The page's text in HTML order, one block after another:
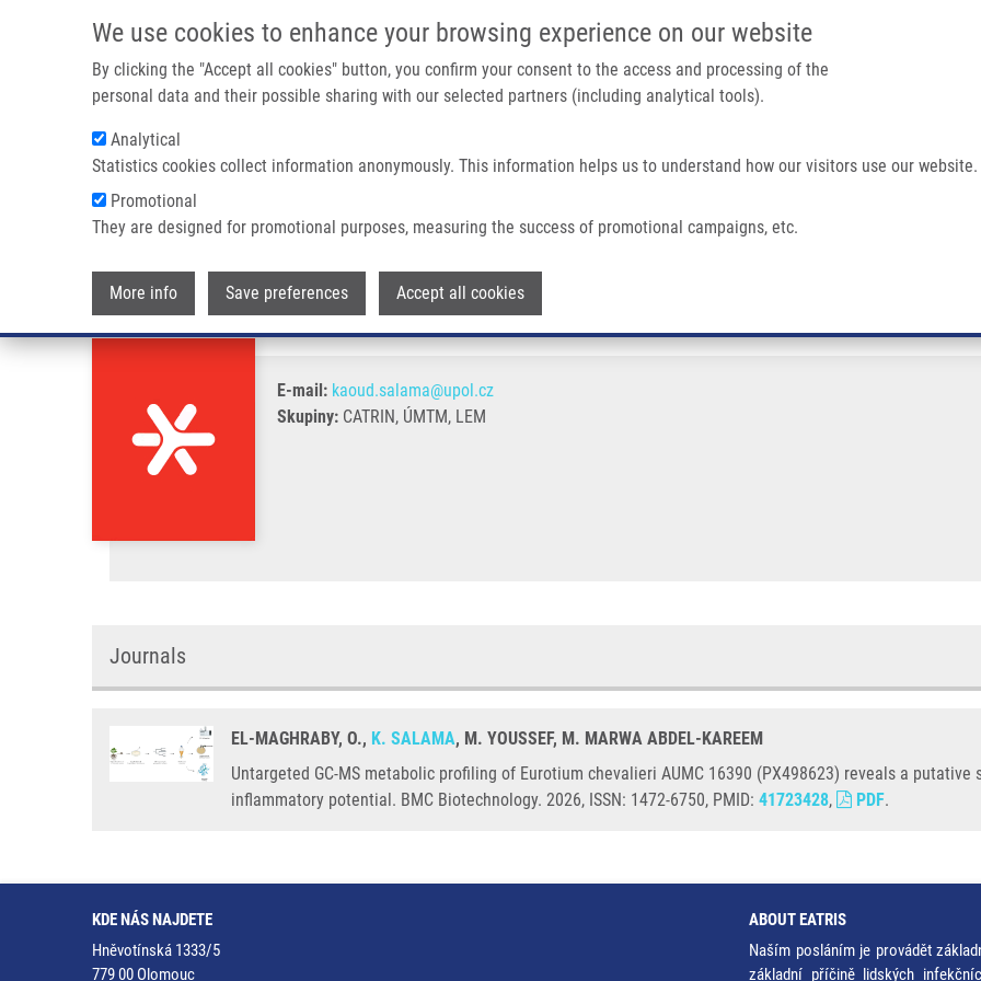
We use cookies to enhance your browsing experience on our website
By clicking the "Accept all cookies" button, you confirm your consent to the access and processing of the
personal data and their possible sharing with our selected partners (including analytical tools).
Analytical
Statistics cookies collect information anonymously. This information helps us to understand how our visitors use our website.
Promotional
They are designed for promotional purposes, measuring the success of promotional campaigns, etc.
More info Save preferences Accept all cookies
IMTM PORTÁL
Main navigation
Drobečková navigace
Domů Salama Kaoud MSc.
Salama Kaoud MSc.
E-mail: kaoud.salama@upol.cz
Skupiny: CATRIN, ÚMTM, LEM
Journals
EL-MAGHRABY, O., K. SALAMA, M. YOUSSEF, M. MARWA ABDEL-KAREEM
Untargeted GC-MS metabolic profiling of Eurotium chevalieri AUMC 16390 (PX498623) reveals a
inflammatory potential. BMC Biotechnology. 2026, ISSN: 1472-6750, PMID: 41723428, PDF.
KDE NÁS NAJDETE
Hněvotínská 1333/5
779 00 Olomouc
ABOUT EATRIS
Naším posláním je provádět
základní příčině lidských